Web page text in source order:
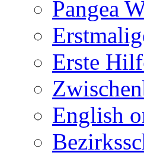
Pangea
Erste
English